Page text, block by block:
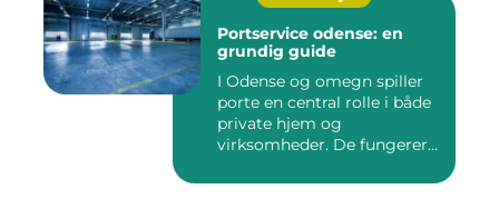
Portservice odense: en
grundig guide
I Odense og omegn spiller
porte en central rolle i både
private hjem og
virksomheder. De fungerer